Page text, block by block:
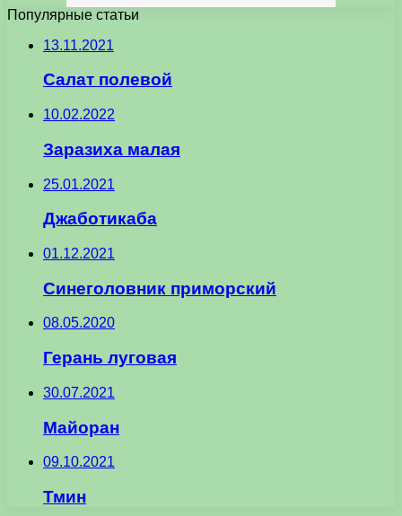
Популярные статьи
13.11.2021
Салат полевой
10.02.2022
Заразиха малая
25.01.2021
Джаботикаба
01.12.2021
Синеголовник приморский
08.05.2020
Герань луговая
30.07.2021
Майоран
09.10.2021
Тмин